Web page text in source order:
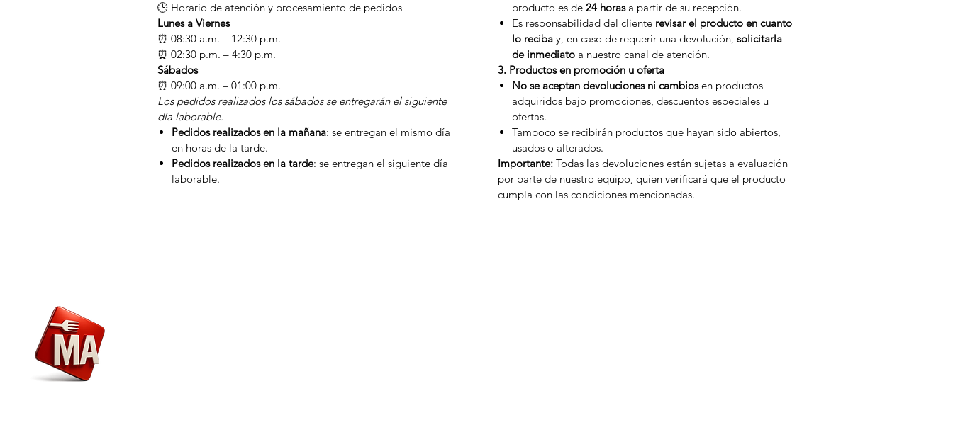
🕒 Horario de atención y procesamiento de pedidos
Lunes a Viernes
⏰ 08:30 a.m. – 12:30 p.m.
⏰ 02:30 p.m. – 4:30 p.m.
Sábados
⏰ 09:00 a.m. – 01:00 p.m.
Los pedidos realizados los sábados se entregarán el siguiente
día laborable.
Pedidos realizados en la mañana: se entregan el mismo día
en horas de la tarde.
Pedidos realizados en la tarde: se entregan el siguiente día
laborable.
producto es de 24 horasa partir de su recepción.
Es responsabilidad del cliente revisar el producto en cuanto
lo reciba y, en caso de requerir una devolución, solicitarla
de inmediato a nuestro canal de atención.
3. Productos en promoción u oferta
No se aceptan devoluciones ni cambiosen productos
adquiridos bajo promociones, descuentos especiales u
ofertas.
Tampoco se recibirán productos que hayan sido abiertos,
usados o alterados.
Importante: Todas las devoluciones están sujetas a evaluación
por parte de nuestro equipo, quien verificará que el producto
cumpla con las condiciones mencionadas.